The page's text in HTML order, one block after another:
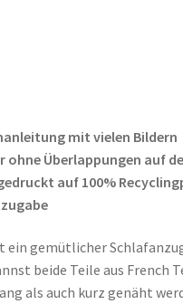
mit vielen Bildern
Überlappungen auf
auf 100%
ein gemütlicher
beide Teile aus French
als auch kurz genäht